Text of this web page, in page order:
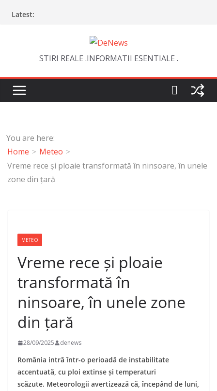
Latest:
STIRI REALE .INFORMATII ESENTIALE .
You are here:
Home
Meteo
Vreme rece și ploaie transformată în ninsoare, în unele
zone din țară
METEO
Vreme rece și ploaie
transformată în
ninsoare, în unele zone
din țară
28/09/2025 denews
România intră într-o perioadă de instabilitate
accentuată, cu ploi extinse și temperaturi
scăzute. Meteorologii avertizează că, începând de luni,